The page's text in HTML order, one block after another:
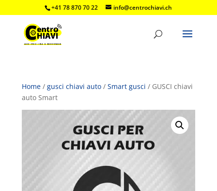
+41 78 870 70 22 info@centrochiavi.ch
Home/ gusci chiavi auto/ Smart gusci / GUSCI chiavi
auto Smart